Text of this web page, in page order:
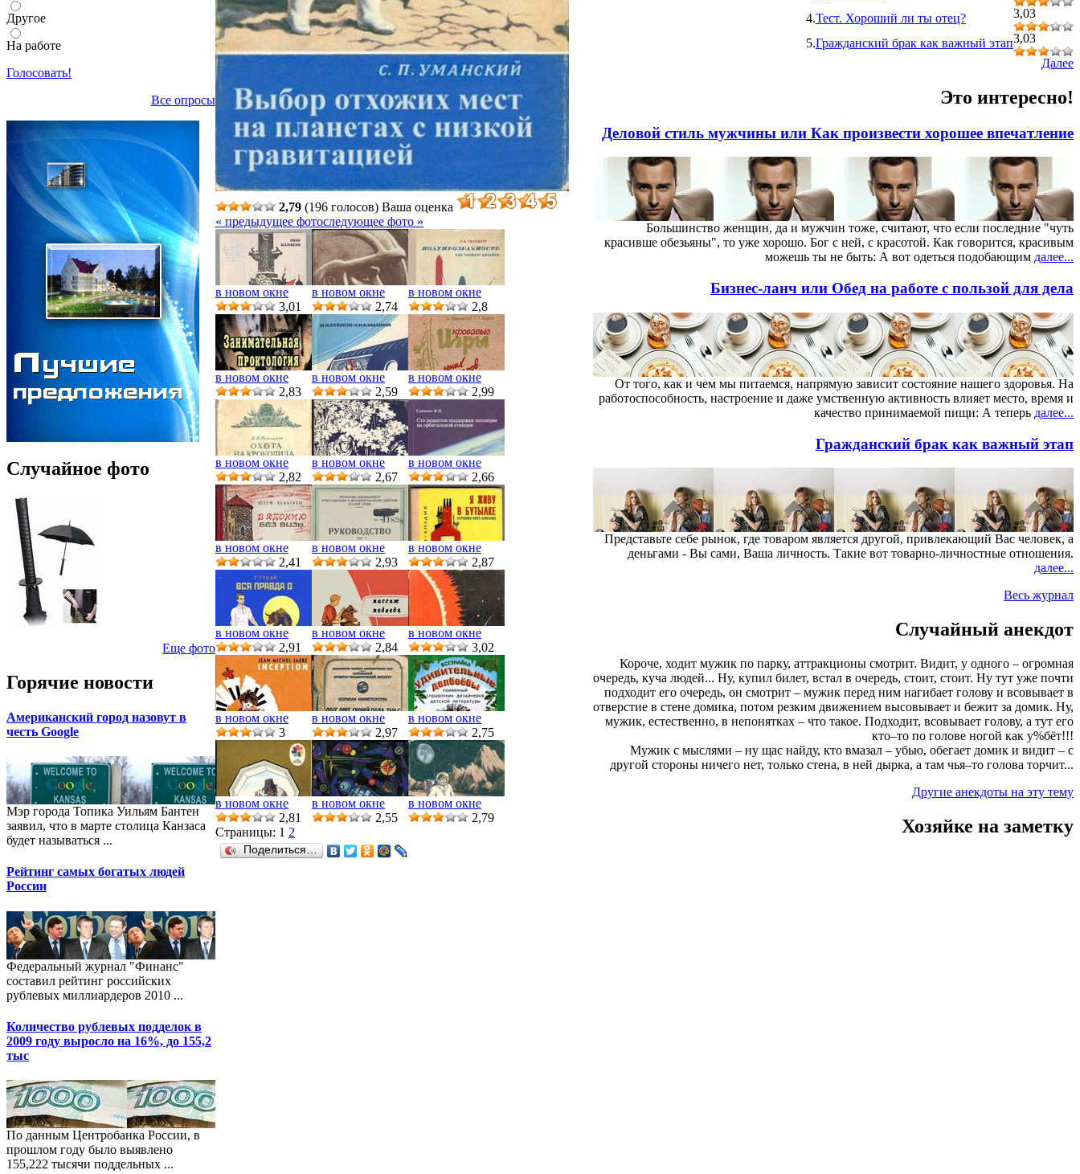
Другое
На работе
Голосовать!
Все опросы
Случайное фото
Еще фото
Горячие новости
Американский город назовут в
честь Google
Мэр города Топика Уильям Бантен
заявил, что в марте столица Канзаса
будет называться ...
Рейтинг самых богатых людей
России
Федеральный журнал "Финанс"
составил рейтинг российских
рублевых миллиардеров 2010 ...
Количество рублевых подделок в
2009 году выросло на 16%, до 155,2
тыс
По данным Центробанка России, в
прошлом году было выявлено
155,222 тысячи поддельных ...
2,79 (196 голосов) Ваша оценка
« предыдущее фотоследующее фото »
в новом окне
3,01
в новом окне
2,74
в новом окне
2,8
в новом окне
2,83
в новом окне
2,59
в новом окне
2,99
в новом окне
2,82
в новом окне
2,67
в новом окне
2,66
в новом окне
2,41
в новом окне
2,93
в новом окне
2,87
в новом окне
2,91
в новом окне
2,84
в новом окне
3,02
в новом окне
3
в новом окне
2,97
в новом окне
2,75
в новом окне
2,81
в новом окне
2,55
в новом окне
2,79
Страницы: 1 2
Поделиться…
4.Тест. Хороший ли ты отец? 3,03
5.Гражданский брак как важный этап3,03
Далее
Это интересно!
Деловой стиль мужчины или Как произвести хорошее впечатление
Большинство женщин, да и мужчин тоже, считают, что если последние "чуть
красивше обезьяны", то уже хорошо. Бог с ней, с красотой. Как говорится, красивым
можешь ты не быть: А вот одеться подобающим далее...
Бизнес-ланч или Обед на работе с пользой для дела
От того, как и чем мы питаемся, напрямую зависит состояние нашего здоровья. На
работоспособность, настроение и даже умственную активность влияет место, время и
качество принимаемой пищи: А теперь далее...
Гражданский брак как важный этап
Представьте себе рынок, где товаром является другой, привлекающий Вас человек, а
деньгами - Вы сами, Ваша личность. Такие вот товарно-личностные отношения.
далее...
Весь журнал
Случайный анекдот
Короче, ходит мужик по парку, аттракционы смотрит. Видит, у одного – огромная
очередь, куча людей... Ну, купил билет, встал в очередь, стоит, стоит. Ну тут уже почти
подходит его очередь, он смотрит – мужик перед ним нагибает голову и всовывает в
отверстие в стене домика, потом резким движением высовывает и бежит за домик. Ну,
мужик, естественно, в непонятках – что такое. Подходит, всовывает голову, а тут его
кто–то по голове ногой как у%бёт!!!
Мужик с мыслями – ну щас найду, кто вмазал – убью, обегает домик и видит – с
другой стороны ничего нет, только стена, в ней дырка, а там чья–то голова торчит...
Другие анекдоты на эту тему
Хозяйке на заметку